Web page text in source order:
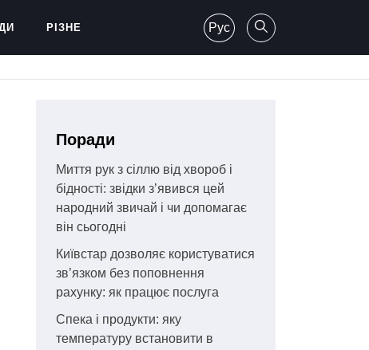
РІЗНЕ Рус
Поради
Миття рук з сіллю від хвороб і
бідності: звідки з’явився цей
народний звичай і чи допомагає
він сьогодні
Київстар дозволяє користуватися
зв’язком без поповнення
рахунку: як працює послуга
Спека і продукти: яку
температуру встановити в